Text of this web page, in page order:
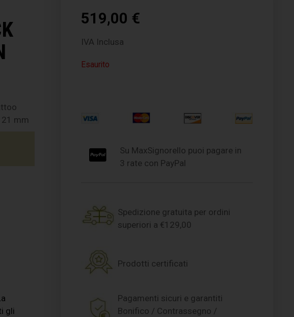
21 mm
gli
519,00 €
IVA Inclusa
Esaurito
Su MaxSignorello puoi pagare in
3 rate con PayPal
Spedizione gratuita per ordini
superiori a €129,00
Prodotti certificati
Pagamenti sicuri e garantiti
Bonifico / Contrassegno /